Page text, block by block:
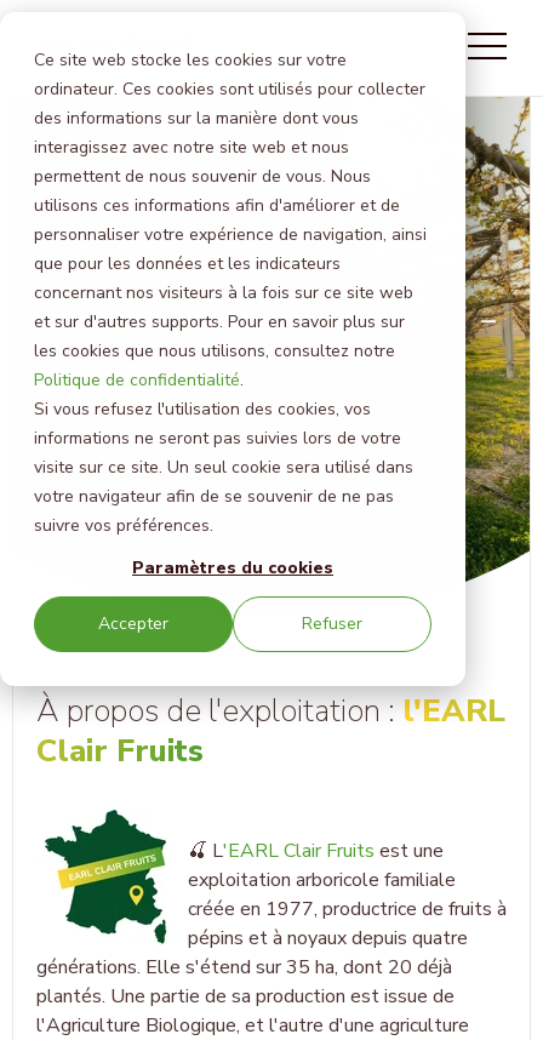
Ce site web stocke les cookies sur votre
ordinateur. Ces cookies sont utilisés pour collecter
des informations sur la manière dont vous
interagissez avec notre site web et nous
permettent de nous souvenir de vous. Nous
utilisons ces informations afin d'améliorer et de
personnaliser votre expérience de navigation, ainsi
que pour les données et les indicateurs
concernant nos visiteurs à la fois sur ce site web
et sur d'autres supports. Pour en savoir plus sur
les cookies que nous utilisons, consultez notre
Politique de confidentialité.
Si vous refusez l'utilisation des cookies, vos
informations ne seront pas suivies lors de votre
visite sur ce site. Un seul cookie sera utilisé dans
votre navigateur afin de se souvenir de ne pas
suivre vos préférences.
Paramètres du cookies
Accepter Refuser
Viticulture
Arboriculture
Grandes cultures
Elevage
Maraîchage
Tous nos projets
Nos engagements
Programme de recherche
Je découvre la carte des projets
CONTACT
Installation
agrivoltaïque de
l'EARL Clair Fruits -
Loriol-sur-Drôme
À propos de l'exploitation :l'EARL
Clair Fruits
🍒 L'EARL Clair Fruits est une
exploitation arboricole familiale
créée en 1977, productrice de fruits à
pépins et à noyaux depuis quatre
générations. Elle s'étend sur 35 ha, dont 20 déjà
plantés. Une partie de sa production est issue de
l'Agriculture Biologique, et l'autre d'une agriculture